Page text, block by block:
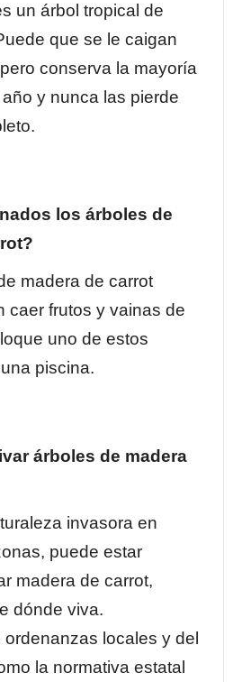
un árbol tropical de
que se le caigan
conserva la mayoría
y nunca las pierde
los árboles de
madera de carrot
caer frutos y vainas de
uno de estos
piscina.
árboles de madera
invasora en
puede estar
madera de carrot,
dónde viva.
locales y del
la normativa estatal